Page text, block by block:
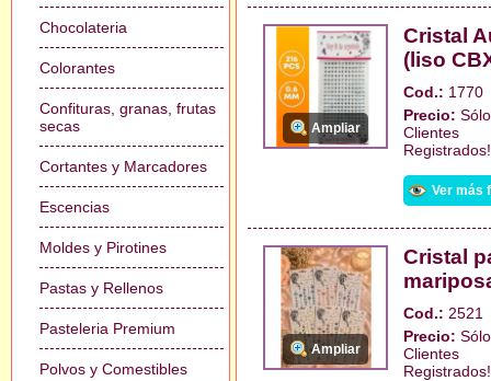
Chocolateria
Colorantes
Confituras, granas, frutas
secas
Cortantes y Marcadores
Escencias
Moldes y Pirotines
Pastas y Rellenos
Pasteleria Premium
Polvos y Comestibles
Ampliar
Cristal
(liso
Cod.: 1770
Precio:
Clientes
Registrados!
Ver más
Ampliar
Cristal
Cod.: 2521
Precio:
Clientes
Registrados!